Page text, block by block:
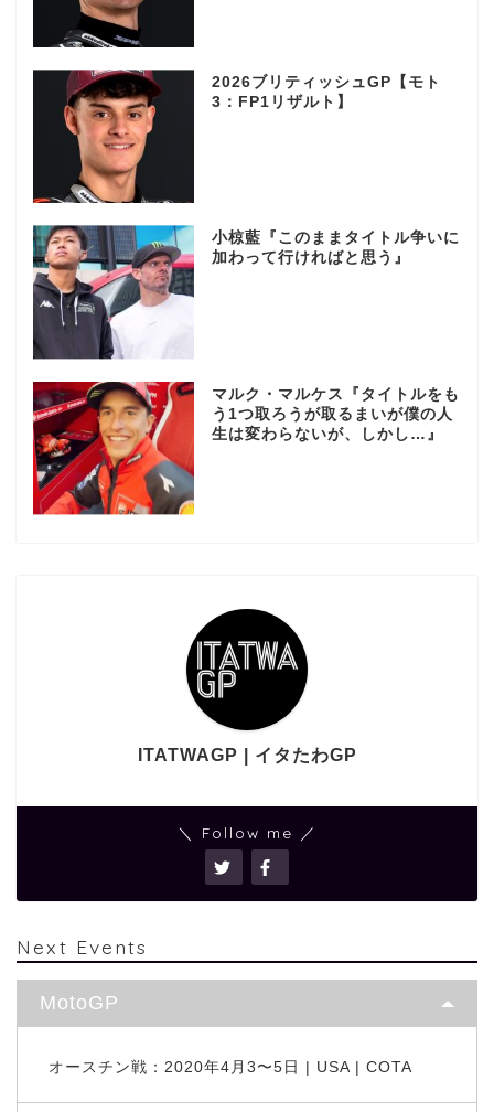
2026ブリティッシュGP【モト
3：FP1リザルト】
小椋藍『このままタイトル争いに
加わって行ければと思う』
マルク・マルケス『タイトルをも
う1つ取ろうが取るまいが僕の人
生は変わらないが、しかし…』
ITATWAGP | イタたわGP
＼ Follow me ／
Next Events
MotoGP
オースチン戦：2020年4月3〜5日 | USA | COTA